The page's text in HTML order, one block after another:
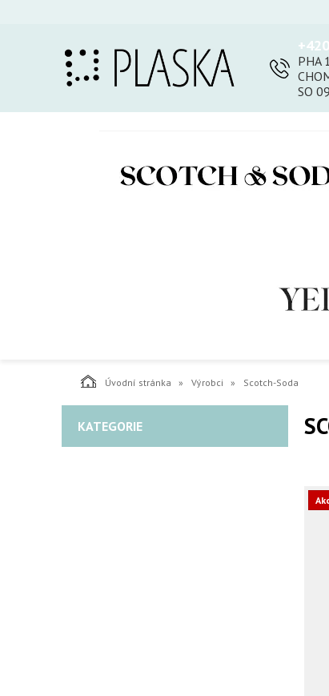
PHA
SO
Úvodní stránka Výrobci Scotch-Soda
KATEGORIE